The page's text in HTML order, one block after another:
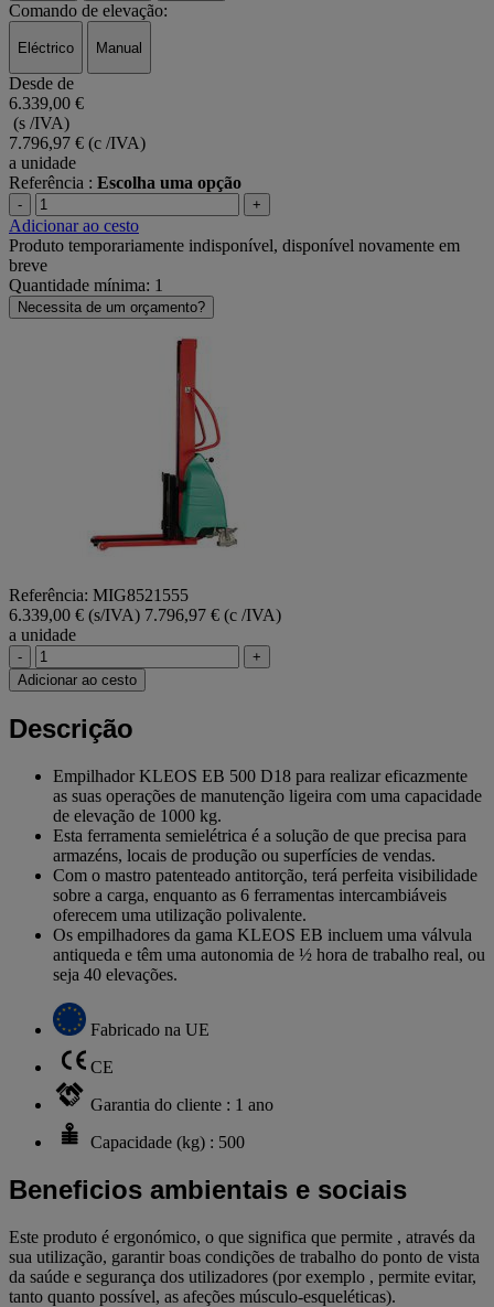
Comando de elevação:
Eléctrico Manual
Desde de
6.339,00 €
(s /IVA)
7.796,97 € (c /IVA)
a unidade
Referência : Escolha uma opção
- +
Adicionar ao cesto
Produto temporariamente indisponível, disponível novamente em
breve
Quantidade mínima: 1
Necessita de um orçamento?
Referência: MIG8521555
6.339,00 € (s/IVA) 7.796,97 € (c /IVA)
a unidade
-
+
Adicionar ao cesto
Descrição
Empilhador KLEOS EB 500 D18 para realizar eficazmente
as suas operações de manutenção ligeira com uma capacidade
de elevação de 1000 kg.
Esta ferramenta semielétrica é a solução de que precisa para
armazéns, locais de produção ou superfícies de vendas.
Com o mastro patenteado antitorção, terá perfeita visibilidade
sobre a carga, enquanto as 6 ferramentas intercambiáveis
oferecem uma utilização polivalente.
Os empilhadores da gama KLEOS EB incluem uma válvula
antiqueda e têm uma autonomia de ½ hora de trabalho real, ou
seja 40 elevações.
Fabricado na UE
CE
Garantia do cliente : 1 ano
Capacidade (kg) : 500
Beneficios ambientais e sociais
Este produto é ergonómico, o que significa que permite , através da
sua utilização, garantir boas condições de trabalho do ponto de vista
da saúde e segurança dos utilizadores (por exemplo , permite evitar,
tanto quanto possível, as afeções músculo-esqueléticas).